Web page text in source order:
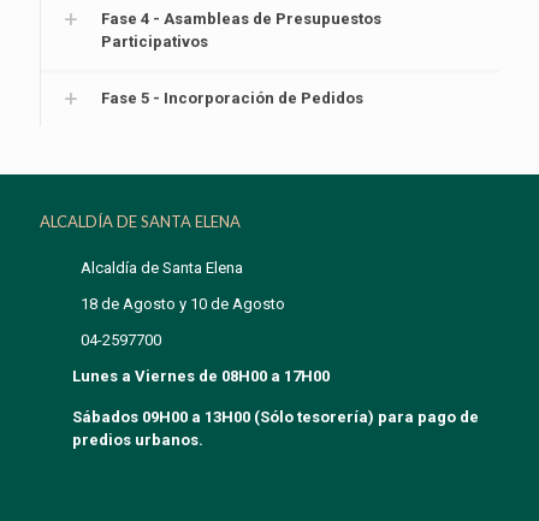
Fase 4 - Asambleas de Presupuestos
Participativos
Fase 5 - Incorporación de Pedidos
ALCALDÍA DE SANTA ELENA
Alcaldía de Santa Elena
18 de Agosto y 10 de Agosto
04-2597700
Lunes a Viernes de 08H00 a 17H00
Sábados 09H00 a 13H00 (Sólo tesorería) para pago de
predios urbanos.